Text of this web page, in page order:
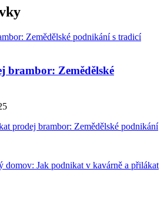
brambor: Zemědělské
prodej brambor: Zemědělské podnikání